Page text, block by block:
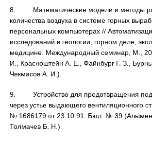
8. Математические модели и методы
количества воздуха в системе горных
персональных компьютерах //
исследований в геологии, горном деле,
медицине. Международный семинар, М.,
И., Красноштейн А. Е., Файнбург Г. З.,
Чекмасов А. И.).
9. Устройство для предотвращения
через устье выдающего вентиляционного
№ 1686179 от 23.10.91. Бюл. № 39
Толмачев Б. Н.)